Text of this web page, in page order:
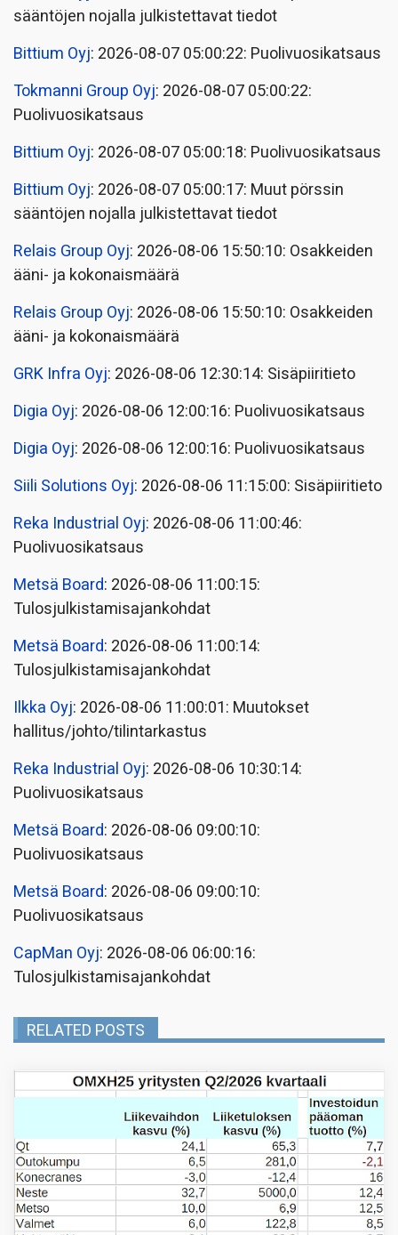
sääntöjen nojalla julkistettavat tiedot
Bittium Oyj: 2026-08-07 05:00:22: Puolivuosikatsaus
Tokmanni Group Oyj: 2026-08-07 05:00:22:
Puolivuosikatsaus
Bittium Oyj: 2026-08-07 05:00:18: Puolivuosikatsaus
Bittium Oyj: 2026-08-07 05:00:17: Muut pörssin
sääntöjen nojalla julkistettavat tiedot
Relais Group Oyj: 2026-08-06 15:50:10: Osakkeiden
ääni- ja kokonaismäärä
Relais Group Oyj: 2026-08-06 15:50:10: Osakkeiden
ääni- ja kokonaismäärä
GRK Infra Oyj: 2026-08-06 12:30:14: Sisäpiiritieto
Digia Oyj: 2026-08-06 12:00:16: Puolivuosikatsaus
Digia Oyj: 2026-08-06 12:00:16: Puolivuosikatsaus
Siili Solutions Oyj: 2026-08-06 11:15:00: Sisäpiiritieto
Reka Industrial Oyj: 2026-08-06 11:00:46:
Puolivuosikatsaus
Metsä Board: 2026-08-06 11:00:15:
Tulosjulkistamisajankohdat
Metsä Board: 2026-08-06 11:00:14:
Tulosjulkistamisajankohdat
Ilkka Oyj: 2026-08-06 11:00:01: Muutokset
hallitus/johto/tilintarkastus
Reka Industrial Oyj: 2026-08-06 10:30:14:
Puolivuosikatsaus
Metsä Board: 2026-08-06 09:00:10:
Puolivuosikatsaus
Metsä Board: 2026-08-06 09:00:10:
Puolivuosikatsaus
CapMan Oyj: 2026-08-06 06:00:16:
Tulosjulkistamisajankohdat
RELATED POSTS